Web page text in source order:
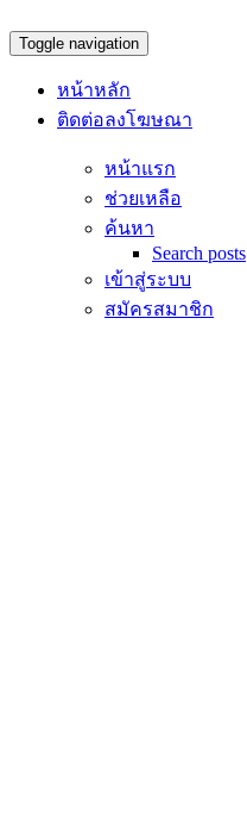
Toggle navigation
หน้าหลัก
ติดต่อลงโฆษณา
หน้าแรก
ช่วยเหลือ
ค้นหา
Search posts
เข้าสู่ระบบ
สมัครสมาชิก